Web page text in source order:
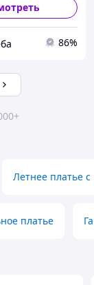
86%
Летнее платье
платье